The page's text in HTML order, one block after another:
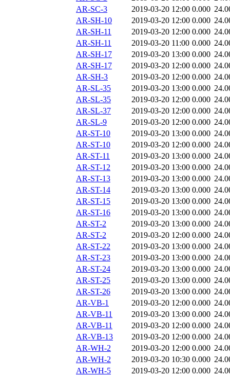
AR-SC-3
2019-03-20 12:00 0.000
AR-SH-10
2019-03-20 12:00 0.000
AR-SH-11
2019-03-20 12:00 0.000
AR-SH-11
2019-03-20 11:00 0.000
AR-SH-17
2019-03-20 13:00 0.000
AR-SH-17
2019-03-20 12:00 0.000
AR-SH-3
2019-03-20 12:00 0.000
AR-SL-35
2019-03-20 13:00 0.000
AR-SL-35
2019-03-20 12:00 0.000
AR-SL-37
2019-03-20 12:00 0.000
AR-SL-9
2019-03-20 12:00 0.000
AR-ST-10
2019-03-20 13:00 0.000
AR-ST-10
2019-03-20 12:00 0.000
AR-ST-11
2019-03-20 13:00 0.000
AR-ST-12
2019-03-20 13:00 0.000
AR-ST-13
2019-03-20 13:00 0.000
AR-ST-14
2019-03-20 13:00 0.000
AR-ST-15
2019-03-20 13:00 0.000
AR-ST-16
2019-03-20 13:00 0.000
AR-ST-2
2019-03-20 13:00 0.000
AR-ST-2
2019-03-20 12:00 0.000
AR-ST-22
2019-03-20 13:00 0.000
AR-ST-23
2019-03-20 13:00 0.000
AR-ST-24
2019-03-20 13:00 0.000
AR-ST-25
2019-03-20 13:00 0.000
AR-ST-26
2019-03-20 13:00 0.000
AR-VB-1
2019-03-20 12:00 0.000
AR-VB-11
2019-03-20 13:00 0.000
AR-VB-11
2019-03-20 12:00 0.000
AR-VB-13
2019-03-20 12:00 0.000
AR-WH-2
2019-03-20 12:00 0.000
AR-WH-2
2019-03-20 10:30 0.000
AR-WH-5
2019-03-20 12:00 0.000